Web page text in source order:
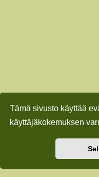
Tämä sivusto käyttää
käyttäjäkokemuksen